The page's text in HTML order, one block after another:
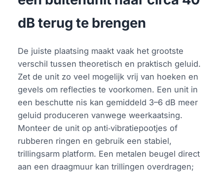
dB terug te brengen
De juiste plaatsing maakt vaak het grootste
verschil tussen theoretisch en praktisch geluid.
Zet de unit zo veel mogelijk vrij van hoeken en
gevels om reflecties te voorkomen. Een unit in
een beschutte nis kan gemiddeld 3–6 dB meer
geluid produceren vanwege weerkaatsing.
Monteer de unit op anti‑vibratiepootjes of
rubberen ringen en gebruik een stabiel,
trillingsarm platform. Een metalen beugel direct
aan een draagmuur kan trillingen overdragen;